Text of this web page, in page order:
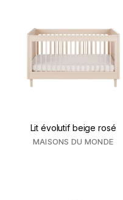
Lit évolutif beige rosé
MAISONS DU MONDE